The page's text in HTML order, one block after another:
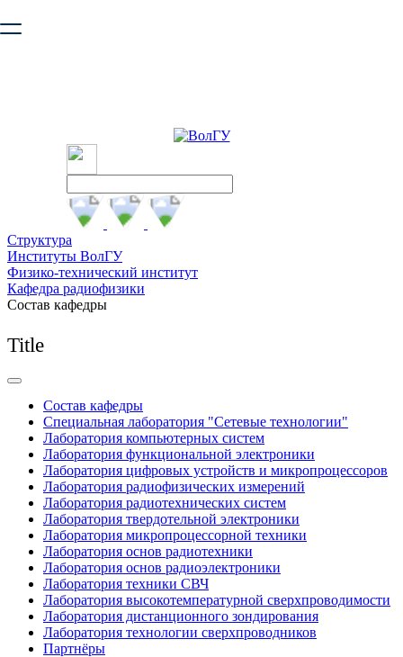
безопасную работу с сайтом. Пожалуйста
Структура
Институты ВолГУ
Физико-технический институт
Кафедра радиофизики
Состав кафедры
Title
Состав кафедры
Специальная лаборатория "Сетевые технологии"
Лаборатория компьютерных систем
Лаборатория функциональной электроники
Лаборатория цифровых устройств и микропроцессоров
Лаборатория радиофизических измерений
Лаборатория радиотехнических систем
Лаборатория твердотельной электроники
Лаборатория микропроцессорной техники
Лаборатория основ радиотехники
Лаборатория основ радиоэлектроники
Лаборатория техники СВЧ
Лаборатория высокотемпературной сверхпроводимости
Лаборатория дистанционного зондирования
Лаборатория технологии сверхпроводников
Партнёры